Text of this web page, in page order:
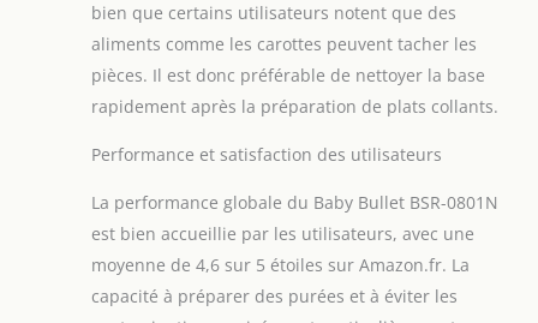
bien que certains utilisateurs notent que des
aliments comme les carottes peuvent tacher les
pièces. Il est donc préférable de nettoyer la base
rapidement après la préparation de plats collants.
Performance et satisfaction des utilisateurs
La performance globale du Baby Bullet BSR-0801N
est bien accueillie par les utilisateurs, avec une
moyenne de 4,6 sur 5 étoiles sur Amazon.fr. La
capacité à préparer des purées et à éviter les